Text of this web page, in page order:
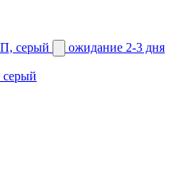
ожидание 2-3 дня